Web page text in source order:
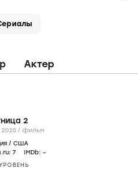
Актер
2
2025 / фильм
/ США
7 IMDb: –